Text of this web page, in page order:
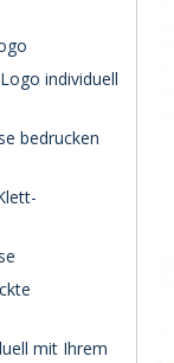
individuell
bedrucken
mit Ihrem